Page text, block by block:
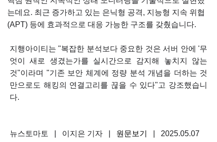
는데요. 최근 증가하고 있는 은닉형 공격, 지능형 지속 위협
(APT) 등에 효과적으로 대응 가능한 구조를 갖췄습니다.
지행아이티는 "복잡한 분석보다 중요한 것은 서버 안에 '무
엇이 새로 생겼는가를 실시간으로 감지해 놓치지 않는
것"이라며 "기존 보안 체계에 정량 분석 개념을 더하는 것
만으로도 해킹의 연결고리를 끊을 수 있다"고 강조했습니
다.
뉴스토마토 | 이지은 기자 | 원문보기 | 2025.05.07